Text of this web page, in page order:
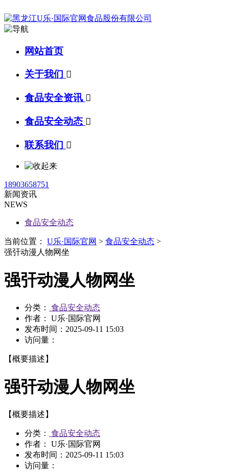
网站首页
关于我们 
食品安全资讯 
食品安全动态 
联系我们 
18903658751
新闻资讯
NEWS
食品安全动态
当前位置： U乐·国际官网 > 食品安全动态 >
强㢨动漫人物网坐
强㢨动漫人物网坐
分类：
食品安全动态
作者： U乐·国际官网
发布时间： 2025-09-11 15:03
访问量：
【概要描述】
强㢨动漫人物网坐
【概要描述】
分类：
食品安全动态
作者： U乐·国际官网
发布时间： 2025-09-11 15:03
访问量：